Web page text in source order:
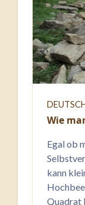
Wie
Egal ob
kann
Quadrat